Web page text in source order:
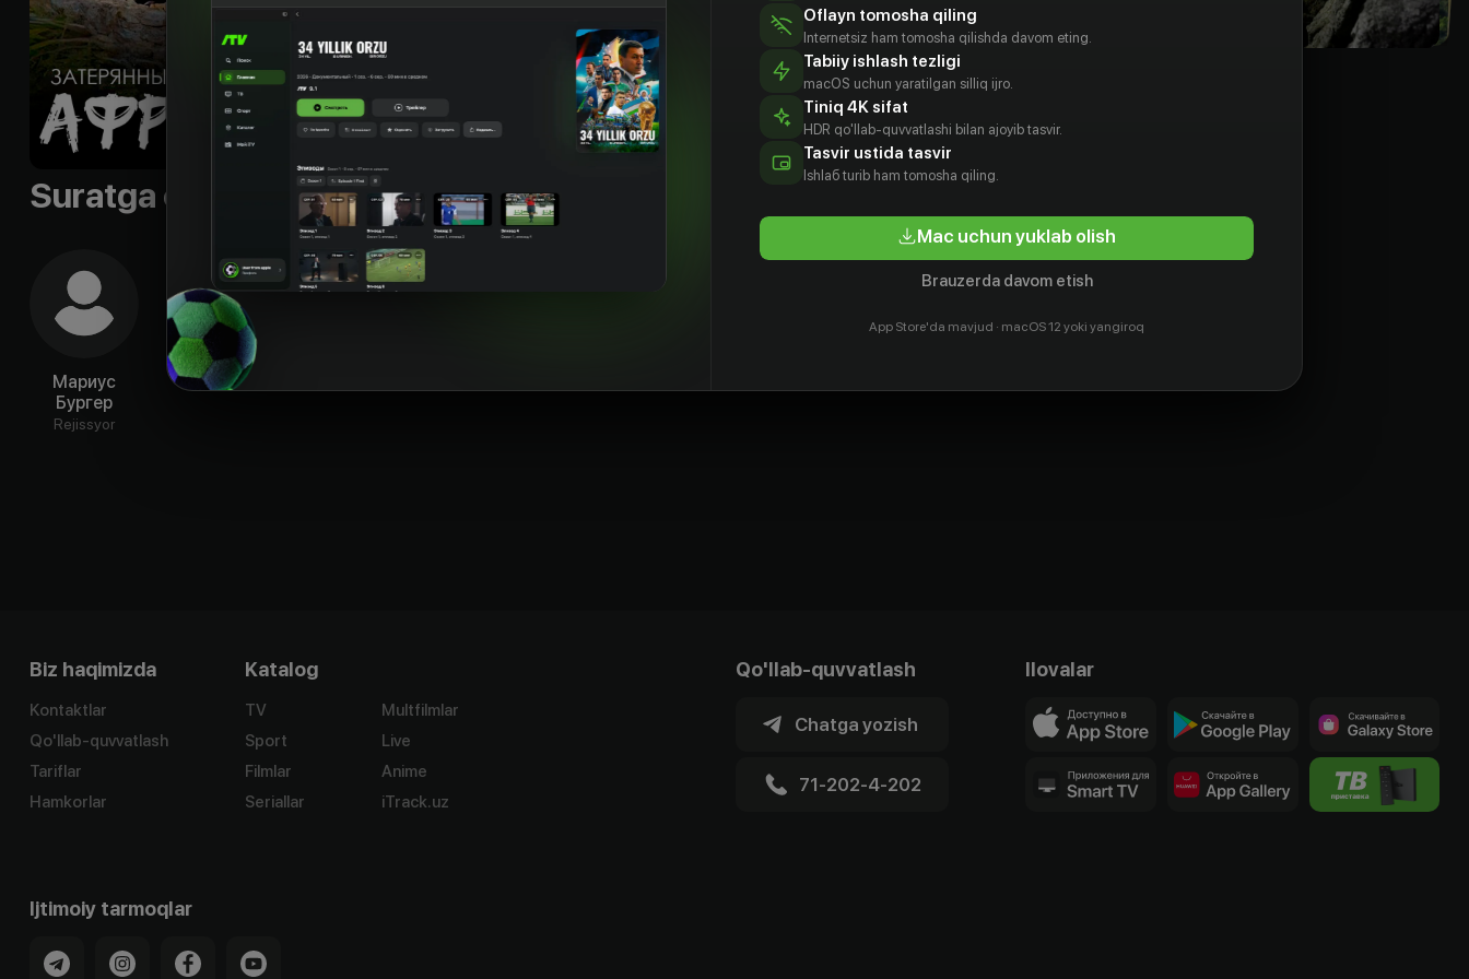
Suratga olish guruhi
Мариус
Бургер
Rejissyor
Biz haqimizda
Kontaktlar
Qo'llab-quvvatlash
Tariflar
Hamkorlar
Katalog
TV
Sport
Filmlar
Seriallar
Multfilmlar
Live
Anime
iTrack.uz
Qo'llab-quvvatlash
Chatga yozish
71-202-4-202
Ilovalar
Ijtimoiy tarmoqlar
Oflayn tomosha qiling
Internetsiz ham tomosha qilishda davom eting.
Tabiiy ishlash tezligi
macOS uchun yaratilgan silliq ijro.
Tiniq 4K sifat
HDR qo'llab-quvvatlashi bilan ajoyib tasvir.
Tasvir ustida tasvir
Ishlаб turib ham tomosha qiling.
Mac uchun yuklab olish
Brauzerda davom etish
App Store'da mavjud · macOS 12 yoki yangiroq